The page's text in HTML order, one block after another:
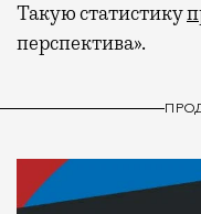
Такую статистику
перспектива».